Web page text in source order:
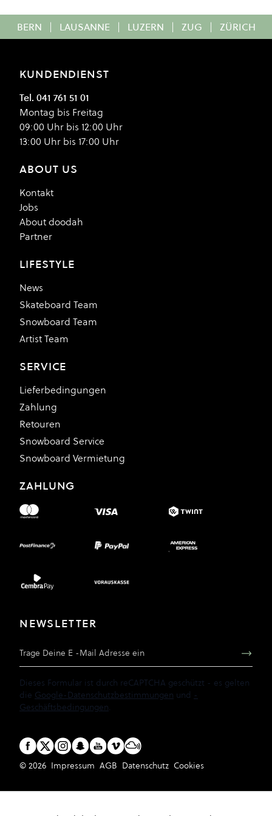
BERN | LAUSANNE | LUZERN | ZUG | ZÜRICH
KUNDENDIENST
Tel. 041 761 51 01
Montag bis Freitag
09:00 Uhr bis 12:00 Uhr
13:00 Uhr bis 17:00 Uhr
ABOUT US
Kontakt
Jobs
About doodah
Partner
LIFESTYLE
News
Skateboard Team
Snowboard Team
Artist Team
SERVICE
Lieferbedingungen
Zahlung
Retouren
Snowboard Service
Snowboard Vermietung
ZAHLUNG
NEWSLETTER
Dieses Formular ist durch reCAPTCHA geschützt - es gelten
die Google-Datenschutzbestimmungen und -
Geschäftsbedingungen.
© 2026 Impressum AGB Datenschutz Cookies